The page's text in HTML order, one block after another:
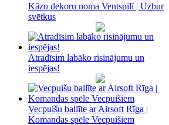
Kāzu dekoru noma Ventspilī | Uzbur
svētkus
Atradīsim labāko risinājumu un
iespējas!
Vecpuišu ballīte ar Airsoft Rīga |
Komandas spēle Vecpuišiem